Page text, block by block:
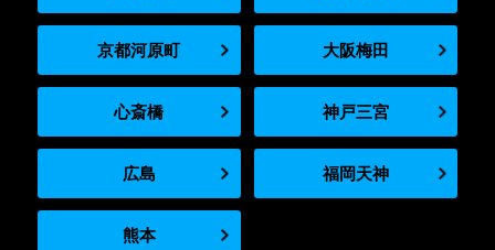
京都河原町 大阪梅田
心斎橋 神戸三宮
広島 福岡天神
熊本